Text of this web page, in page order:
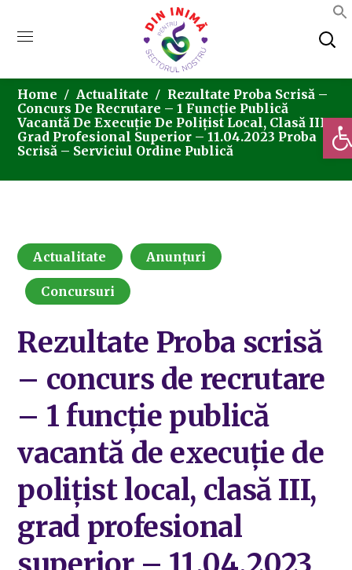
Home Actualitate
Rezultate Proba Scrisă –
Concurs De Recrutare – 1 Funcție Publică
Vacantă De Execuție De Polițist Local, Clasă III,
Grad Profesional Superior – 11.04.2023 Proba
Scrisă – Serviciul Ordine Publică
Actualitate Anunțuri
Concursuri
Rezultate Proba scrisă
– concurs de recrutare
– 1 funcție publică
vacantă de execuție de
polițist local, clasă III,
grad profesional